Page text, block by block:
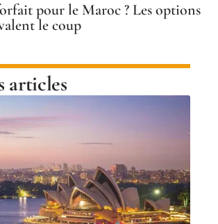
pour le Maroc ? Les options
le coup
articles